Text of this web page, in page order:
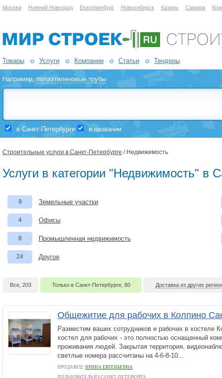
Москва Нижний Новгород Екатеринбург Новосибирск Казань Самара
Товары Услуги Компании Статьи Тендеры
Например,полиэтиленовые трубы
в Санкт-Петербурге в названии
Строительные услуги в Санкт-Петербурге / Недвижимость
Услуги в категории "Недвижимость" в
9 Земельные участки
4 Офисы
8 Промышленная недвижимость
24 Другое
Все, 203 Только в Санкт-Петербурге, 80 Доставка из других
Общежитие для рабочих в Колпино
Разместим ваших сотрудников и рабочих в хостеле
хостел для рабочих - это полностью оснащенный
проживания людей. Закрытая территория,
светлые номера рассчитаны на 4-6-8-10...
ПРОДАВЕЦ: ИРИНА ЕВГЕНЬЕВНА
ПОЛЬЗОВАТЕЛЬ ИЗ САНКТ-ПЕТЕРБУРГА